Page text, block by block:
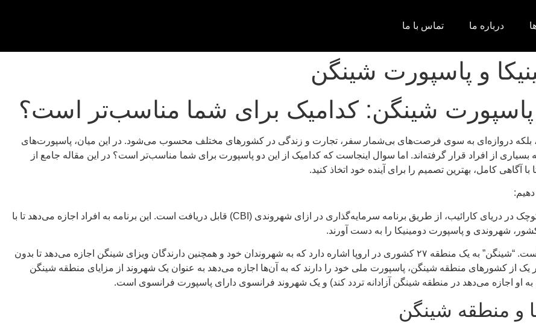
درباره ما تماس با ما
و پاسپورت شینگن
پاسپورت شینگن: کدامیک برای شما مناسب‌تر است؟
بلکه دروازه‌ای به سوی فرصت‌های بی‌شمار سفر، تجارت و زندگی در کشورهای مختلف محسوب می‌شود. در این میان، پاسپورت‌های
از افراد قرار گرفته‌اند. اما سوال اینجاست که کدامیک از این دو پاسپورت برای شما مناسب‌تر است؟ در این مقاله جامع از
با آگاهی کامل، بهترین تصمیم را برای آینده خود اتخاذ کنید.
* **پاسپورت دومینیکا:** پاسپورت کشور دومینیکا، یک کشور جزیره‌ای کوچک در دریای کارائیب، از طریق برنامه سرمایه‌گذاری در ازای شهروندی (CBI) قابل دریافت است. این برنامه به افراد اجازه می‌دهد تا با
شهروندی و پاسپورت دومینیکا را به دست آورند.
* **پاسپورت شینگن:** در واقع، پاسپورت شینگن یک اصطلاح نادرست است. “شینگن” به یک منطقه ۲۷ کشوری در اروپا اشاره دارد که به شهروندان خود و همچنین دارندگان ویزای شینگن اجازه می‌دهد تا بدون
یک از کشورهای منطقه شینگن، پاسپورت ملی خود را دارند که به آن‌ها اجازه می‌دهد به عنوان یک شهروند از مزایای منطقه شینگن
به او اجازه می‌دهد در منطقه شینگن آزادانه تردد کند) و یک شهروند فرانسوی دارای پاسپورت فرانسوی است.
و منطقه شینگن